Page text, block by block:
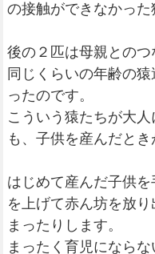
の接触ができなかった
後の２匹は母親との
同じくらいの年齢の
ったのです。
こういう猿たちが大
も、子供を産んだとき
はじめて産んだ子供
を上げて赤ん坊を放
まったりします。
まったく育児にならな